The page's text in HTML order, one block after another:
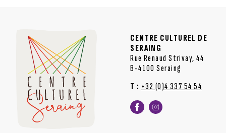
CENTRE CULTUREL DE
SERAING
Rue Renaud Strivay, 44
B-4100 Seraing
T : +32 (0)4 337 54 54